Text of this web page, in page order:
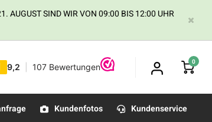
AUGUST SIND WIR VON 09:00 BIS 12:00 UHR
0
Kundenfotos Kundenservice